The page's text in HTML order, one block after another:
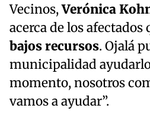
Vecinos,Verónica
acerca de los afectados
bajos recursos. Ojalá
municipalidad
momento, nosotros
vamos a ayudar”.